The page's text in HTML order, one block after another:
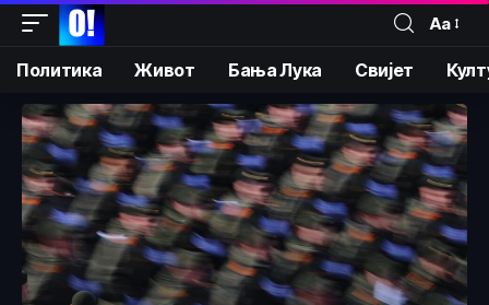
Аа
Политика Живот Бања Лука Свијет